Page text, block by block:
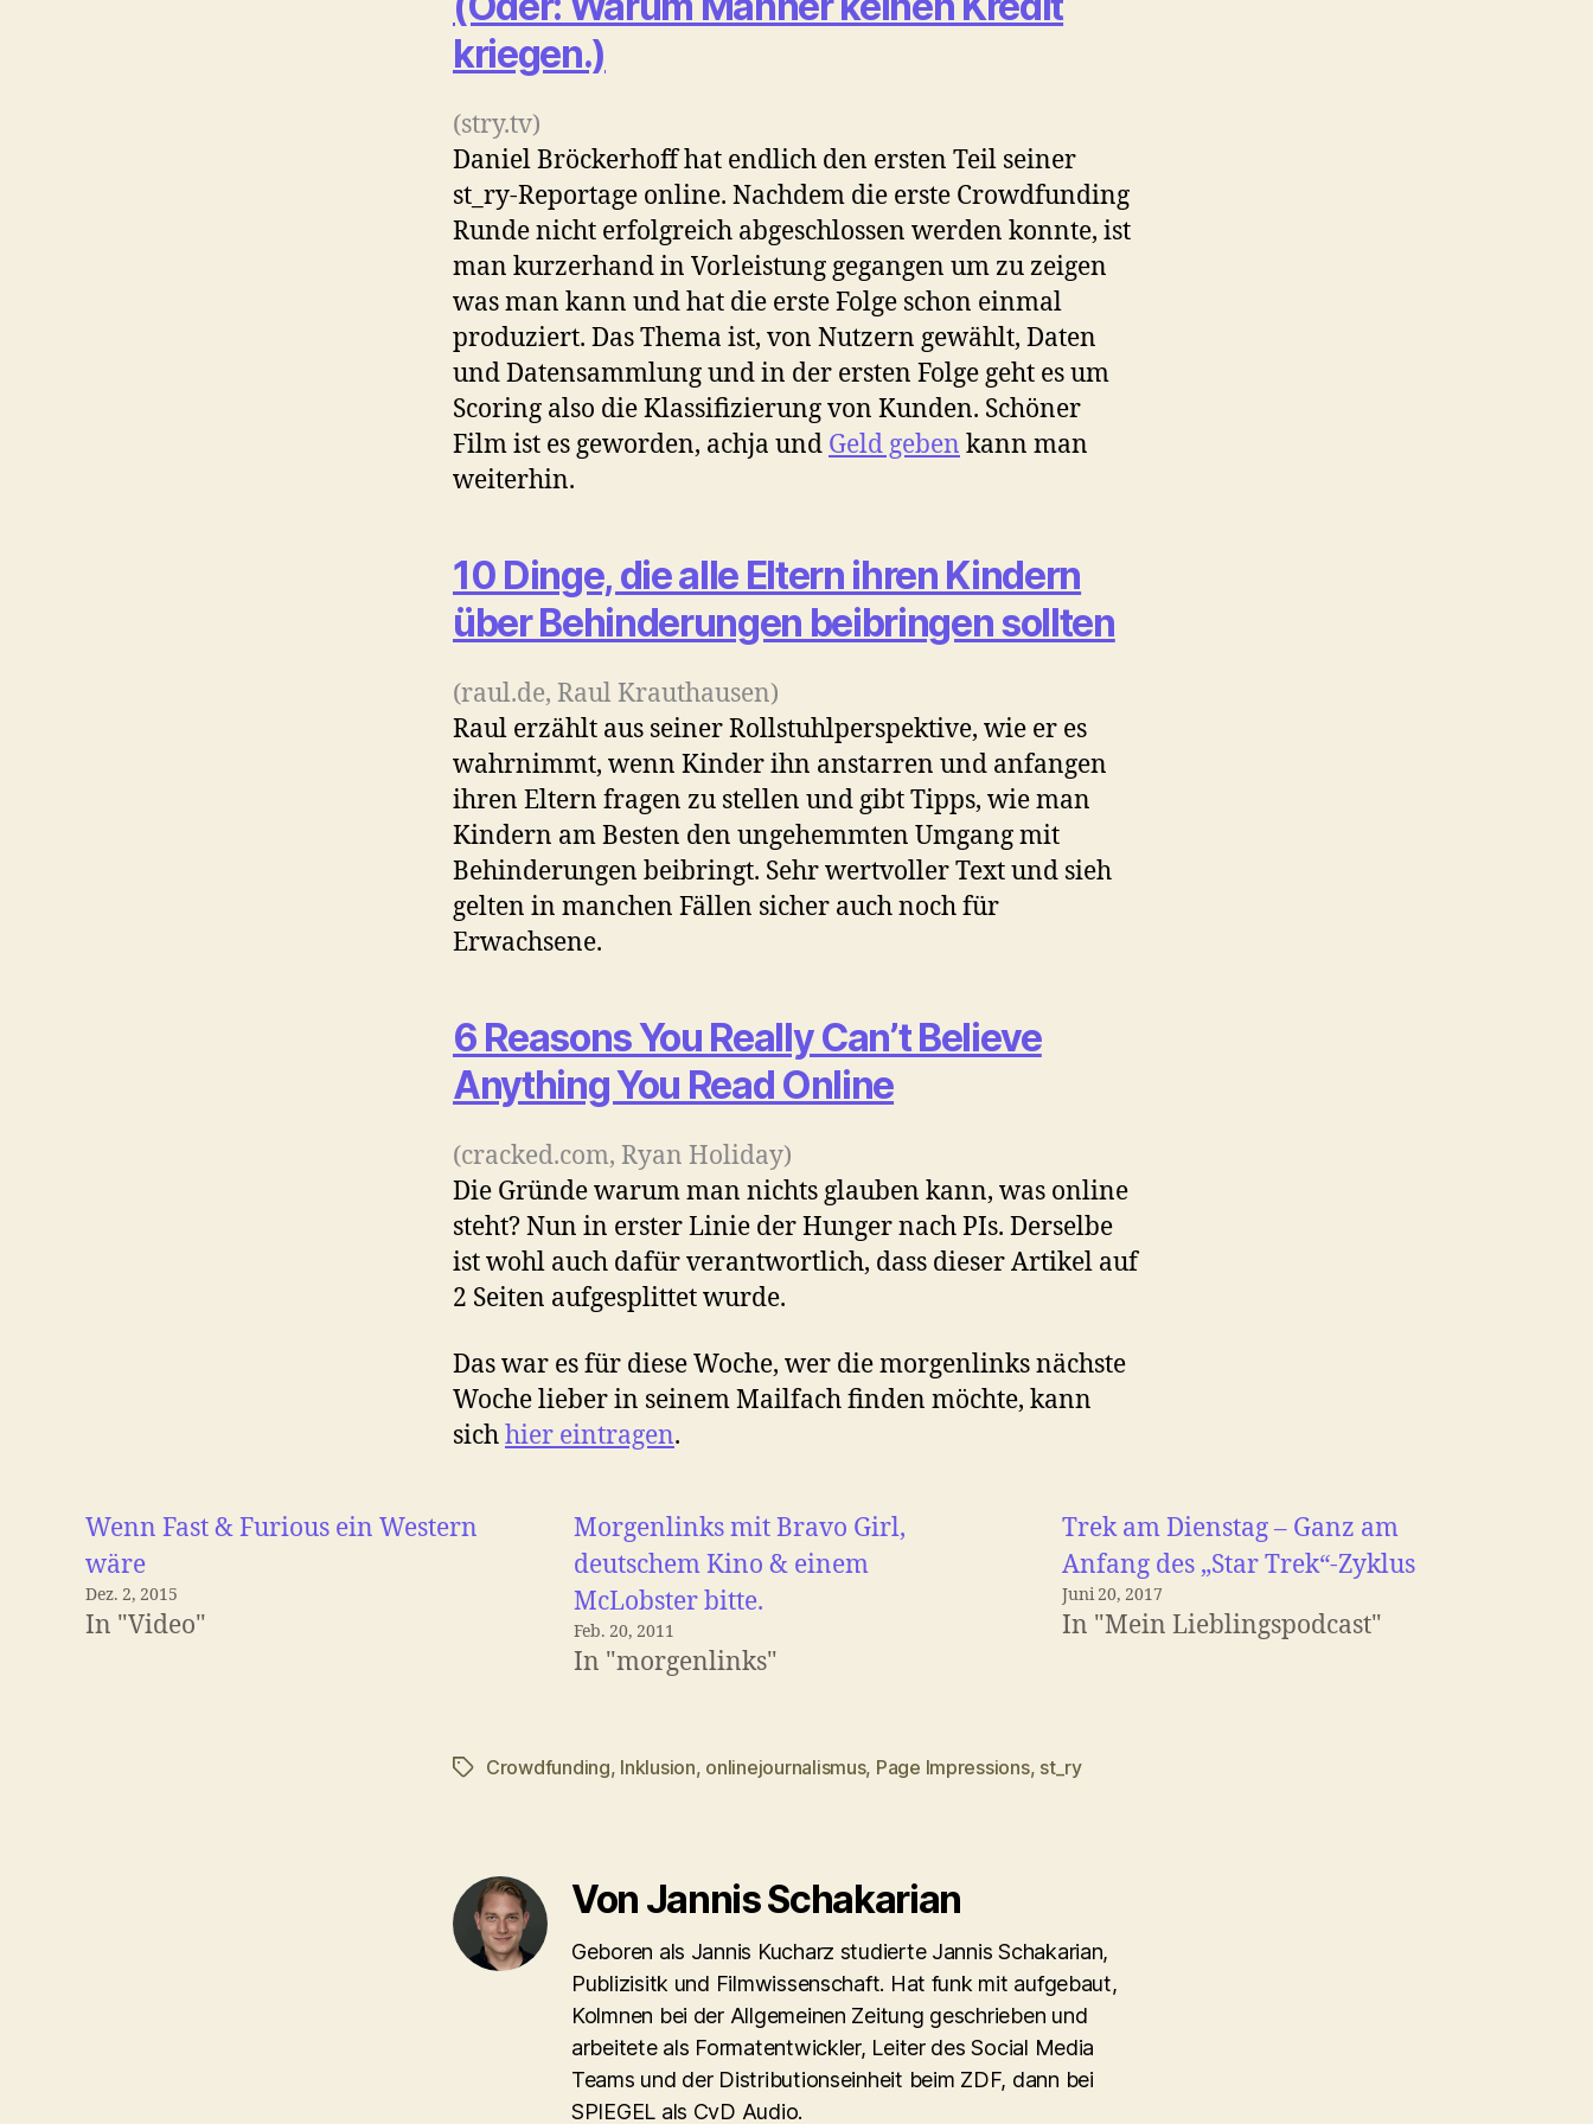
kriegen.)
(stry.tv)
Daniel Bröckerhoff hat endlich den ersten Teil seiner
st_ry-Reportage online. Nachdem die erste Crowdfunding
Runde nicht erfolgreich abgeschlossen werden konnte, ist
man kurzerhand in Vorleistung gegangen um zu zeigen
was man kann und hat die erste Folge schon einmal
produziert. Das Thema ist, von Nutzern gewählt, Daten
und Datensammlung und in der ersten Folge geht es um
Scoring also die Klassifizierung von Kunden. Schöner
Film ist es geworden, achja und Geld geben kann man
weiterhin.
10 Dinge, die alle Eltern ihren Kindern
über Behinderungen beibringen sollten
(raul.de, Raul Krauthausen)
Raul erzählt aus seiner Rollstuhlperspektive, wie er es
wahrnimmt, wenn Kinder ihn anstarren und anfangen
ihren Eltern fragen zu stellen und gibt Tipps, wie man
Kindern am Besten den ungehemmten Umgang mit
Behinderungen beibringt. Sehr wertvoller Text und sieh
gelten in manchen Fällen sicher auch noch für
Erwachsene.
6 Reasons You Really Can’t Believe
Anything You Read Online
(cracked.com, Ryan Holiday)
Die Gründe warum man nichts glauben kann, was online
steht? Nun in erster Linie der Hunger nach PIs. Derselbe
ist wohl auch dafür verantwortlich, dass dieser Artikel auf
2 Seiten aufgesplittet wurde.
Das war es für diese Woche, wer die morgenlinks nächste
Woche lieber in seinem Mailfach finden möchte, kann
sichhier eintragen.
Wenn Fast & Furious ein Western
wäre
Dez. 2, 2015
In "Video"
Morgenlinks mit Bravo Girl,
deutschem Kino & einem
McLobster bitte.
Feb. 20, 2011
In "morgenlinks"
Trek am Dienstag – Ganz am
Anfang des „Star Trek“-Zyklus
Juni 20, 2017
In "Mein Lieblingspodcast"
Schlagwörter
Crowdfunding, Inklusion, onlinejournalismus, Page Impressions, st_ry
Von Jannis Schakarian
Geboren als Jannis Kucharz studierte Jannis Schakarian,
Publizisitk und Filmwissenschaft. Hat funk mit aufgebaut,
Kolmnen bei der Allgemeinen Zeitung geschrieben und
arbeitete als Formatentwickler, Leiter des Social Media
Teams und der Distributionseinheit beim ZDF, dann bei
SPIEGEL als CvD Audio.